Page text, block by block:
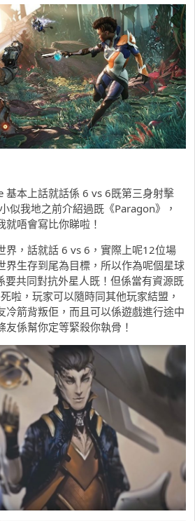
基本上話就話係 6 vs 6既第三身射擊
似我地之前介紹過既《Paragon》，
唔會寫比你睇啦！
界，話就話 6 vs 6，實際上呢12位場
界生存到尾為目標，所以作為呢個星球
要共同對抗外星人既！但係當有資源既
啦，玩家可以隨時同其他玩家結盟，
冷箭背叛佢，而且可以係遊戲進行途中
係幫你定等緊殺你執骨！